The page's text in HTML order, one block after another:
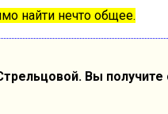
найти нечто общее.
Вы